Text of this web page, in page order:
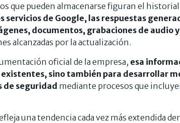
que pueden almacenarse figuran el historial
servicios de Google, las respuestas
documentos, grabaciones de audio
alcanzadas por la actualización.
oficial de la empresa, esa
existentes, sino también para desarrollar
de seguridad mediante procesos que
una tendencia cada vez más extendida